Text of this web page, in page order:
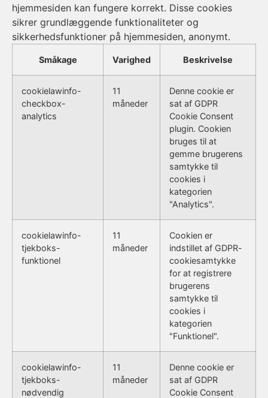
hjemmesiden kan fungere korrekt. Disse cookies
sikrer grundlæggende funktionaliteter og
sikkerhedsfunktioner på hjemmesiden, anonymt.
Småkage Varighed Beskrivelse
cookielawinfo-
checkbox-
analytics
11
måneder
Denne cookie er
sat af GDPR
Cookie Consent
plugin. Cookien
bruges til at
gemme brugerens
samtykke til
cookies i
kategorien
"Analytics".
cookielawinfo-
tjekboks-
funktionel
11
måneder
Cookien er
indstillet af GDPR-
cookiesamtykke
for at registrere
brugerens
samtykke til
cookies i
kategorien
"Funktionel".
cookielawinfo-
tjekboks-
nødvendig
11
måneder
Denne cookie er
sat af GDPR
Cookie Consent